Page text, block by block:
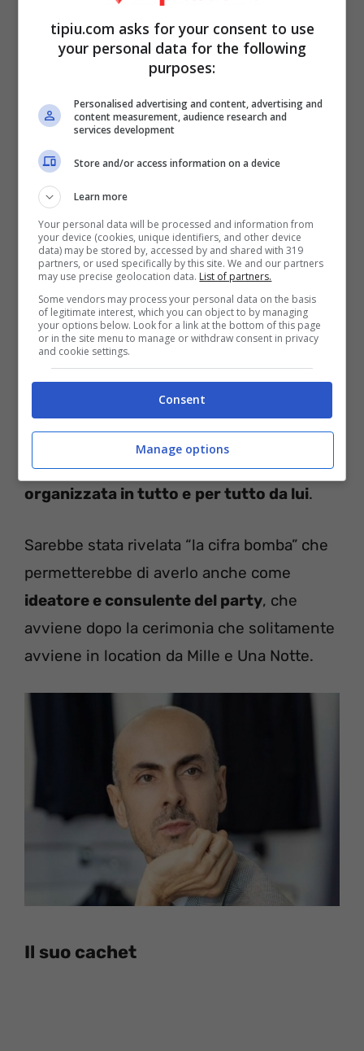
Anche la vulcanicaElettra Lamborghini
per il suo matrimonio, si è affidata a Miccio
che ha organizzato una sontuosa
cerimonia, ma – nel contempo- anche
molto intima , per il suo matrimonio con il
dj olandeseAfrojack.
Ma ora quello che ci si chiede è quanto
costa una cerimonia di nozze
organizzata in tutto e per tutto da lui.
Sarebbe stata rivelata “la cifra bomba” che
permetterebbe di averlo anche come
ideatore e consulente del party, che
avviene dopo la cerimonia che solitamente
avviene in location da Mille e Una Notte.
Il suo cachet
tipiu.com asks for your consent to use
your personal data for the following
purposes:
Personalised advertising and content, advertising and
content measurement, audience research and
services development
Store and/or access information on a device
Learn more
Your personal data will be processed and information from
your device (cookies, unique identifiers, and other device
data) may be stored by, accessed by and shared with 319
partners, or used specifically by this site. We and our partners
may use precise geolocation data. List of partners.
Some vendors may process your personal data on the basis
of legitimate interest, which you can object to by managing
your options below. Look for a link at the bottom of this page
or in the site menu to manage or withdraw consent in privacy
and cookie settings.
Consent
Manage options